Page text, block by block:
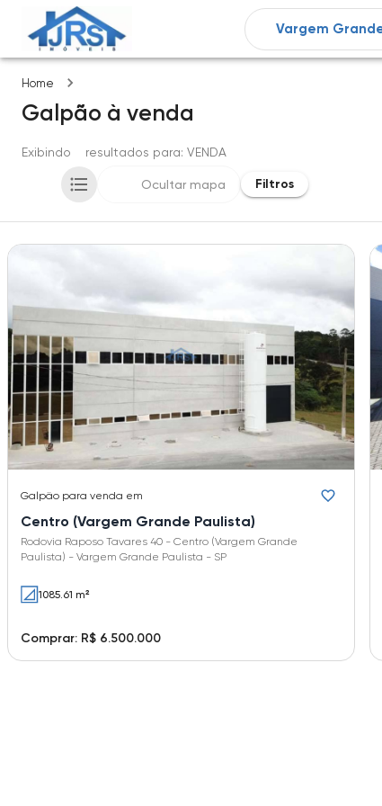
Home
Galpão à venda
Exibindo resultados para: VENDA
Ocultar mapa Filtros
Galpão para venda em
Centro (Vargem Grande Paulista)
Rodovia Raposo Tavares 40 - Centro (Vargem Grande
Paulista) - Vargem Grande Paulista - SP
1085.61 m²
Comprar: R$ 6.500.000